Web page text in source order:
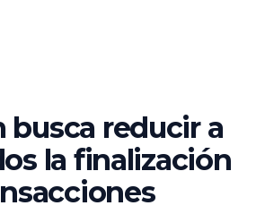
busca reducir a
la finalización